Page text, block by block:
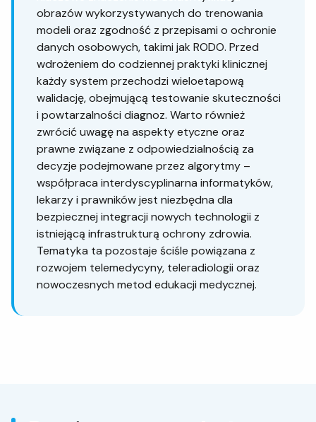
obrazów wykorzystywanych do trenowania
modeli oraz zgodność z przepisami o ochronie
danych osobowych, takimi jak RODO. Przed
wdrożeniem do codziennej praktyki klinicznej
każdy system przechodzi wieloetapową
walidację, obejmującą testowanie skuteczności
i powtarzalności diagnoz. Warto również
zwrócić uwagę na aspekty etyczne oraz
prawne związane z odpowiedzialnością za
decyzje podejmowane przez algorytmy –
współpraca interdyscyplinarna informatyków,
lekarzy i prawników jest niezbędna dla
bezpiecznej integracji nowych technologii z
istniejącą infrastrukturą ochrony zdrowia.
Tematyka ta pozostaje ściśle powiązana z
rozwojem telemedycyny, teleradiologii oraz
nowoczesnych metod edukacji medycznej.